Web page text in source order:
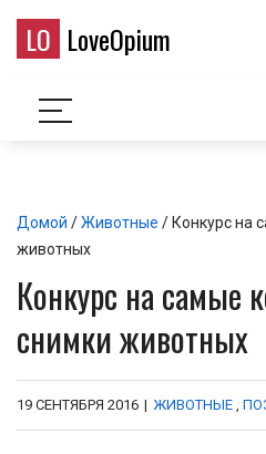
LO LoveOpium
Домой /Животные / Конкурс на
животных
Конкурс на самые
снимки животных
19 СЕНТЯБРЯ 2016 | ЖИВОТНЫЕ ,